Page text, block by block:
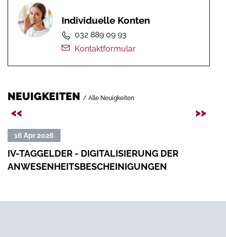
Individuelle Konten
032 889 09 93
Kontaktformular
NEUIGKEITEN / Alle Neuigkeiten
<< >>
16 Apr 2026
IV-TAGGELDER - DIGITALISIERUNG DER
ANWESENHEITSBESCHEINIGUNGEN
Mehr
IV-
Taggelder
der